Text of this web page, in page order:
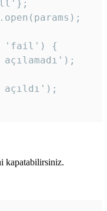
'fail') {
açıldı');
kapatabilirsiniz.